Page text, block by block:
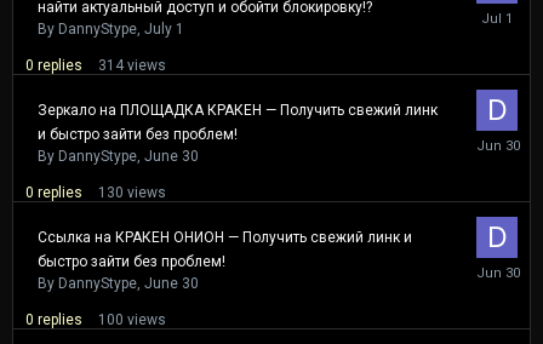
найти актуальный доступ и обойти блокировку!?
By DannyStype July 1
0 replies 314 views
July
1
Зеркало на ПЛОЩАДКА КРАКЕН — Получить свежий линк
и быстро зайти без проблем!
By DannyStype June 30
0 replies 130 views
June
30
Ссылка на КРАКЕН ОНИОН — Получить свежий линк и
быстро зайти без проблем!
By DannyStype June 30
0 replies 100 views
June
30